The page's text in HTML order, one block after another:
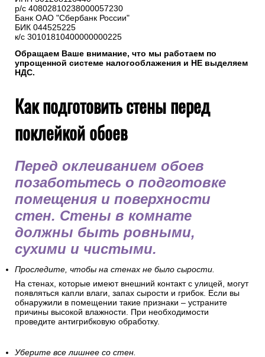
5. Реквизиты нашей компании
ИП Горбачев М.В.
ИНН 501208116440
р/с 40802810238000057230
к/с 30101810400000000225
Обращаем Ваше внимание, что мы работаем по
упрощенной системе налогооблажения и НЕ выделяем
НДС.
Как подготовить стены перед
поклейкой обоев
Перед оклеиванием обоев
позаботьтесь о подготовке
помещения и поверхности
стен. Стены в комнате
должны быть ровными,
сухими и чистыми.
На стенах, которые имеют внешний контакт с улицей, могут